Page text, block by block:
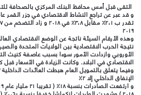
التقى قبل أمس محافظ البنك المركزي بالصحافة
٢٠١٩
وهذه الأرقام السيئة ناتجة عن الوضع الاقتصادي
نتيجة الحرب الاقتصادية بين الولايات المتحدة
الأوروبي وازدادت الأمور سوءا بسبب عاصفة كنيث
الاقتصادي في البلاد. وكانت الزيادة في الأسعار
الإنفاق الداخلي إلا ٢٪